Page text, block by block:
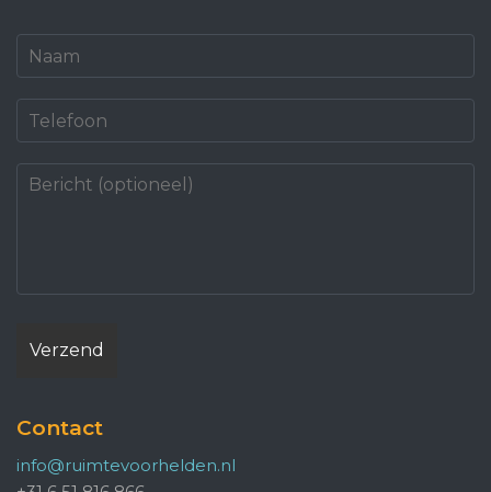
Contact
info@ruimtevoorhelden.nl